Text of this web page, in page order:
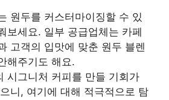
원두를 커스터마이징할 수 있
보세요. 일부 공급업체는 카페
고객의 입맛에 맞춘 원두 블렌
해주기도 해요.
시그니처 커피를 만들 기회가
니, 여기에 대해 적극적으로 탐